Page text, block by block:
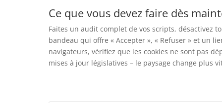
Ce que vous devez faire dès
Faites un audit complet de vos scripts, désactivez
bandeau qui offre « Accepter », « Refuser » et un
navigateurs, vérifiez que les cookies ne sont pas
mises à jour législatives – le paysage change plus